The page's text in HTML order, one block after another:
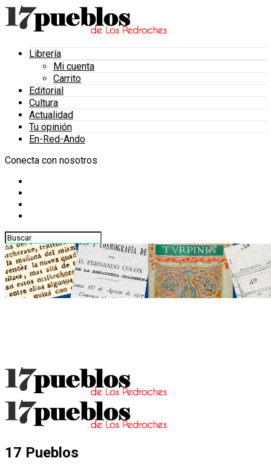
Librería
Mi cuenta
Carrito
Editorial
Cultura
Actualidad
Tu opinión
En-Red-Ando
Conecta con nosotros
17 Pueblos